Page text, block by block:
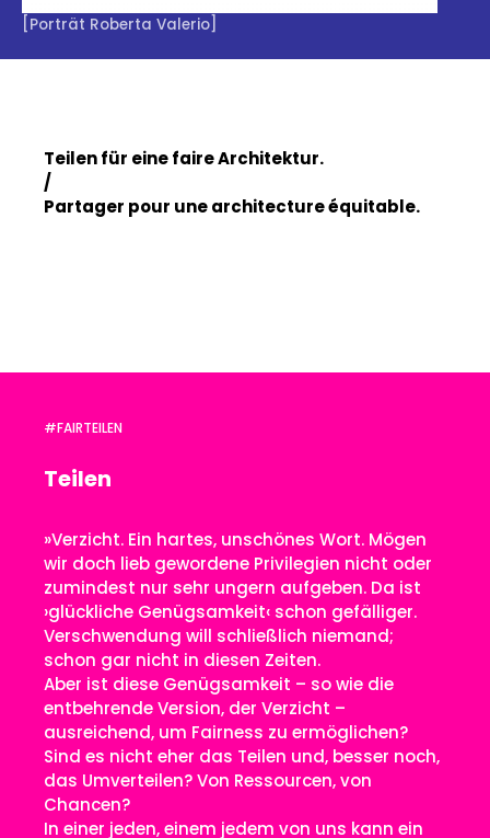
[Porträt Roberta Valerio]
Teilen für eine faire Architektur.
/
Partager pour une architecture équitable.
#FAIRTEILEN
Teilen
»Verzicht. Ein hartes, unschönes Wort. Mögen
wir doch lieb gewordene Privilegien nicht oder
zumindest nur sehr ungern aufgeben. Da ist
›glückliche Genügsamkeit‹ schon gefälliger.
Verschwendung will schließlich niemand;
schon gar nicht in diesen Zeiten.
Aber ist diese Genügsamkeit – so wie die
entbehrende Version, der Verzicht ­–
ausreichend, um Fairness zu ermöglichen?
Sind es nicht eher das Teilen und, besser noch,
das Umverteilen? Von Ressourcen, von
Chancen?
In einer jeden, einem jedem von uns kann ein